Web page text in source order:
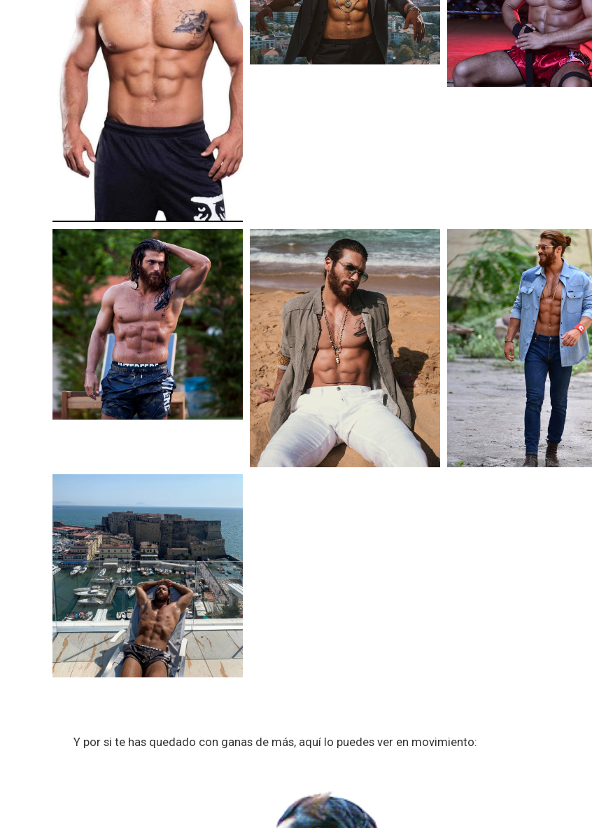
Y por si te has quedado con ganas de más, aquí lo puedes ver en movimiento: